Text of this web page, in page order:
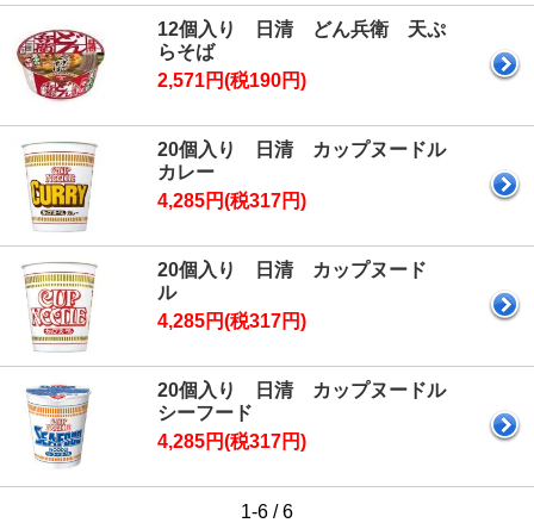
12個入り 日清 どん兵衛 天ぷ
らそば
2,571円(税190円)
20個入り 日清 カップヌードル
カレー
4,285円(税317円)
20個入り 日清 カップヌード
ル
4,285円(税317円)
20個入り 日清 カップヌードル
シーフード
4,285円(税317円)
1-6 / 6